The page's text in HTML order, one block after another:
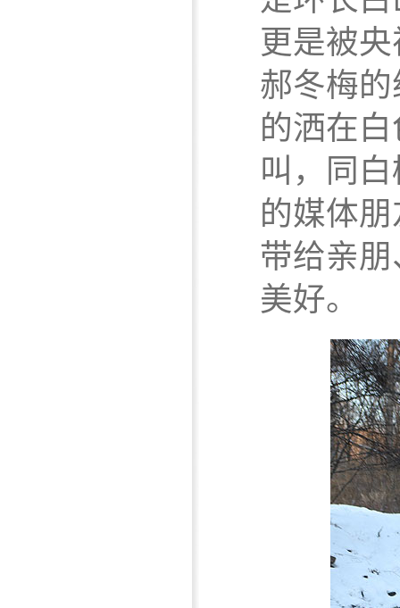
更是被
郝冬梅
的洒在
叫，同
的媒体
带给亲
美好。